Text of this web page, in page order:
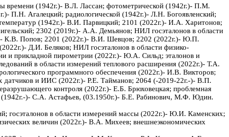
времени (1942г.)- В.Л. Лассан; фотометрической (1942г.)- П.М.
П.Н. Агалецкий; радиологической (1942г.)- Л.Н. Богоявленский;
(1942г.)- В.И. Парвицкий; 2101 (2022г.)- И.А. Харитонов;
2302 (2019г.)- А.А. Демьянов; НИЛ госэталонов в области
К.В. Попов; 2201 (2022г.)- В.И. Шевцов; 2202 (2022г.)- Ю.П.
Д.И. Беляков; НИЛ госэталонов в области физико-
и прикладной пирометрии (2022г.)- Ю.А. Сильд; эталонов и
в области измерений теплового расширения (2022г.)- Т.А.
программного обеспечения (2022г.)- И.В. Викторов;
и ИИС (2022г.)- Р.Е. Тайманов; 2064 (-2019-22г.-)- В.П.
контроля (2022г.)- Е.Б. Брюховецкая; проблемная
(1942г.-)- С.А. Астафьев, (03.1950г.)- Б.Е. Рабинович, М.Ф. Юдин.
госэталонов в области измерений массы (2022г.)- Ю.И. Каменских;
величин (2022г.)- В.А. Михеев; внешнеэкономических